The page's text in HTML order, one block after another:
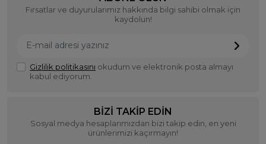
Fırsatlar ve duyurularımız hakkında bilgi sahibi olmak için
kaydolun!
Gizlilik politikasını okudum ve elektronik posta almayı
kabul ediyorum.
BIZI TAKIP EDIN
Sosyal medya hesaplarımızdan bizi takip edin, en yeni
ürünlerimizi kaçırmayın!